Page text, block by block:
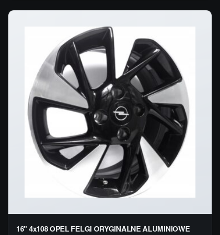
16" 4x108 OPEL FELGI ORYGINALNE ALUMINIOWE